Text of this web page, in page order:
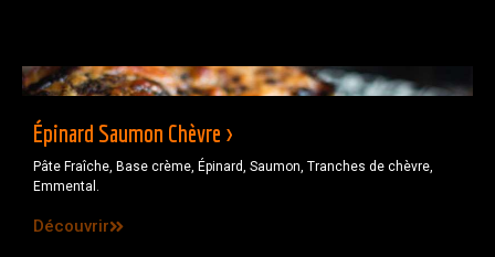
Épinard Saumon Chèvre >
Pâte Fraîche, Base crème, Épinard, Saumon, Tranches de chèvre,
Emmental.
Découvrir